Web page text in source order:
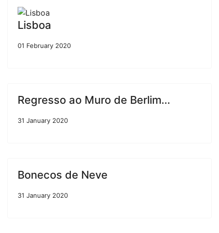
Lisboa
01 February 2020
Regresso ao Muro de Berlim...
31 January 2020
Bonecos de Neve
31 January 2020